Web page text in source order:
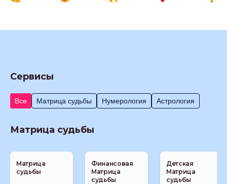
Сервисы
Все Матрица судьбы Нумерология Астрология
Матрица судьбы
Матрица
судьбы
Финансовая
Матрица
судьбы
Детская
Матрица
судьбы